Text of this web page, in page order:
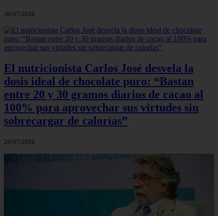
30/07/2026
El nutricionista Carlos José desvela la
dosis ideal de chocolate puro: “Bastan
entre 20 y 30 gramos diarios de cacao al
100% para aprovechar sus virtudes sin
sobrecargar de calorías”
29/07/2026